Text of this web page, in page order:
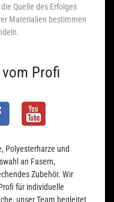
Quelle des Erfolges
Materialien bestimmen
Profi
Polyesterharze und
an Fasern,
Zubehör. Wir
für individuelle
unser Team begleitet